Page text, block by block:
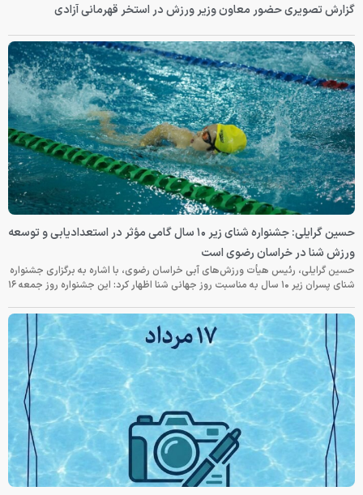
گزارش تصویری حضور معاون وزیر ورزش در استخر قهرمانی آزادی
حسین گرایلی: جشنواره شنای زیر ۱۰ سال گامی مؤثر در استعدادیابی و توسعه
ورزش شنا در خراسان رضوی است
حسین گرایلی، رئیس هیأت ورزش‌های آبی خراسان رضوی، با اشاره به برگزاری جشنواره
شنای پسران زیر ۱۰ سال به مناسبت روز جهانی شنا اظهار کرد: این جشنواره روز جمعه‌ ۱۶